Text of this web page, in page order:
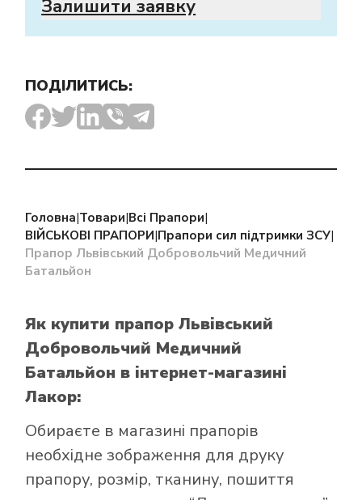
Залишити заявку
ПОДІЛИТИСЬ:
Головна|Товари|Всі Прапори|
ВІЙСЬКОВІ ПРАПОРИ|Прапори сил підтримки ЗСУ|
Прапор Львівський Добровольчий Медичний
Батальйон
Як купити прапор Львівський
Добровольчий Медичний
Батальйон в інтернет-магазині
Лакор:
Обираєте в магазині прапорів
необхідне зображення для друку
прапору, розмір, тканину, пошиття